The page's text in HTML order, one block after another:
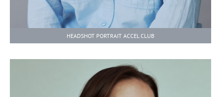
HEADSHOT PORTRAIT ACCEL CLUB